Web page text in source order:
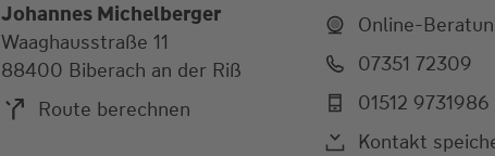
Johannes Michelberger
Waaghausstraße 11
88400 Biberach an der Riß
Route berechnen
Online-
07351 72309
01512 9731986
Kontakt